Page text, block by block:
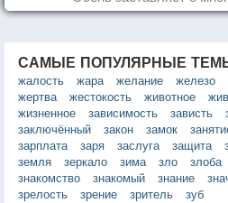
САМЫЕ ПОПУЛЯРНЫЕ
жалость
жара желание железо
жертва
жестокость животное
жизненное
зависимость зависть
заключённый
закон замок
зарплата
заря заслуга защита
земля
зеркало зима зло злоба
знакомство
знакомый знание
зрелость
зрение зритель зуб